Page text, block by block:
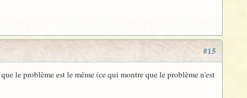
#15
le problème est le même (ce qui montre que le problème n'est